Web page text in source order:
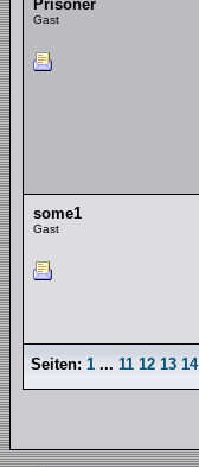
Prisoner
Gast
some1
Gast
Seiten: 1 ... 11 12 13 14